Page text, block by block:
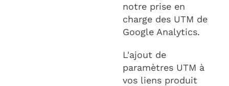
notre prise en
charge des UTM de
Google Analytics.
L'ajout de
paramètres UTM à
vos liens produit